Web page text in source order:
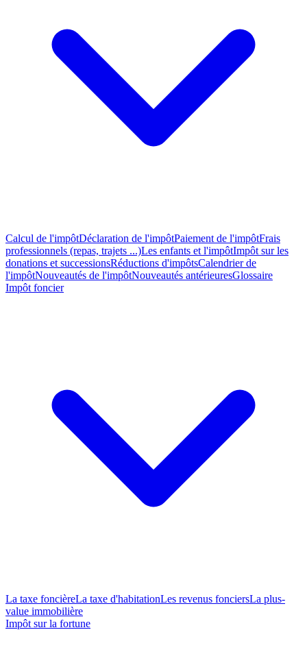
Calcul de l'impôtDéclaration de l'impôtPaiement de l'impôtFrais
professionnels (repas, trajets ...)Les enfants et l'impôtImpôt sur les
donations et successionsRéductions d'impôtsCalendrier de
l'impôtNouveautés de l'impôtNouveautés antérieuresGlossaire
Impôt foncier
La taxe foncièreLa taxe d'habitationLes revenus fonciersLa plus-
value immobilière
Impôt sur la fortune